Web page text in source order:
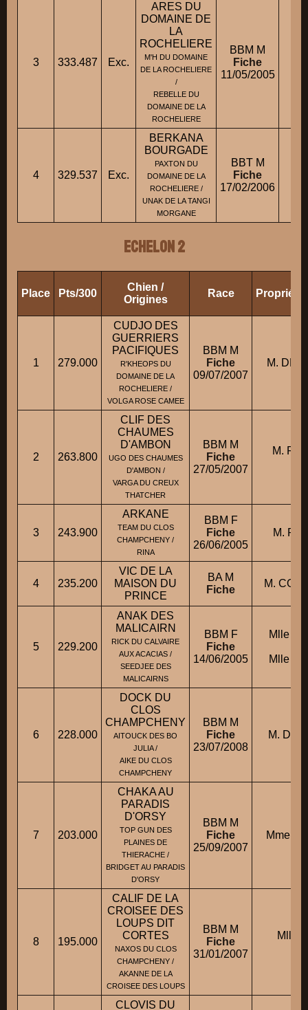
3 333.487 Exc.
ARES DU
DOMAINE DE
LA
ROCHELIERE
M'H DU DOMAINE
DE LA ROCHELIERE
/
REBELLE DU
DOMAINE DE LA
ROCHELIERE
BBM M
Fiche
11/05/2005
4 329.537 Exc.
BERKANA
BOURGADE
PAXTON DU
DOMAINE DE LA
ROCHELIERE /
UNAK DE LA TANGI
MORGANE
BBT M
Fiche
17/02/2006
ECHELON 2
Place Pts/300
Chien /
Origines
Race
1 279.000
CUDJO DES
GUERRIERS
PACIFIQUES
R'KHEOPS DU
DOMAINE DE LA
ROCHELIERE /
VOLGA ROSE CAMEE
BBM M
Fiche
09/07/2007
M.
2 263.800
CLIF DES
CHAUMES
D'AMBON
UGO DES CHAUMES
D'AMBON /
VARGA DU CREUX
THATCHER
BBM M
Fiche
27/05/2007
M.
3 243.900
ARKANE
TEAM DU CLOS
CHAMPCHENY /
RINA
BBM F
Fiche
26/06/2005
M.
4 235.200
VIC DE LA
MAISON DU
PRINCE
BA M
Fiche
M.
5 229.200
ANAK DES
MALICAIRN
RICK DU CALVAIRE
AUX ACACIAS /
SEEDJEE DES
MALICAIRNS
BBM F
Fiche
14/06/2005
Mlle
Mlle
6 228.000
DOCK DU
CLOS
CHAMPCHENY
AITOUCK DES BO
JULIA /
AIKE DU CLOS
CHAMPCHENY
BBM M
Fiche
23/07/2008
M.
7 203.000
CHAKA AU
PARADIS
D'ORSY
TOP GUN DES
PLAINES DE
THIERACHE /
BRIDGET AU PARADIS
D'ORSY
BBM M
Fiche
25/09/2007
Mme
8 195.000
CALIF DE LA
CROISEE DES
LOUPS DIT
CORTES
NAXOS DU CLOS
CHAMPCHENY /
AKANNE DE LA
CROISEE DES LOUPS
BBM M
Fiche
31/01/2007
Mlle
CLOVIS DU